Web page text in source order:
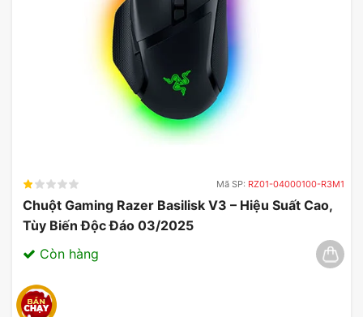
Mã SP: RZ01-04000100-R3M1
Chuột Gaming Razer Basilisk V3 – Hiệu Suất Cao,
Tùy Biến Độc Đáo 03/2025
Còn hàng